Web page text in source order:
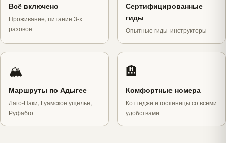
Всё включено
Проживание, питание 3-х
разовое
Сертифицированные
гиды
Опытные гиды-инструкторы
🏔
Маршруты по Адыгее
Лаго-Наки, Гуамское ущелье,
Руфабго
🏨
Комфортные номера
Коттеджи и гостиницы со всеми
удобствами